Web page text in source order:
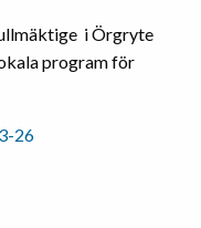
i Örgryte
program för
26